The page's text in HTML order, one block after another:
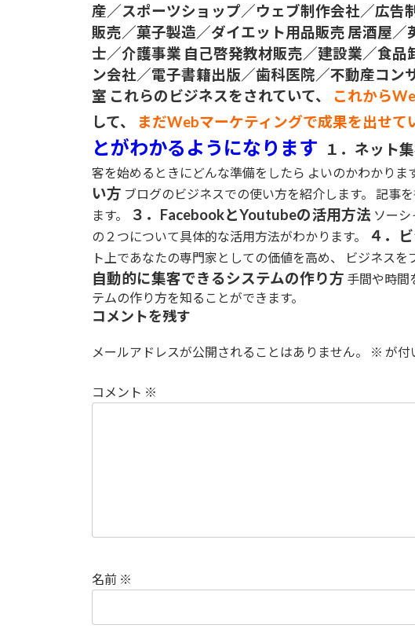
産／スポーツショップ／ウェブ制作会社／広告
販売／菓子製造／ダイエット用品販売 居酒屋／
士／介護事業 自己啓発教材販売／建設業／食
ン会社／電子書籍出版／歯科医院／不動産コン
室 これらのビジネスをされていて、 これから
して、
まだWebマーケティングで成果を出せて
とがわかるようになります
１．ネット
客を始めるときにどんな準備をしたら よいのかわかりま
い方 ブログのビジネスでの使い方を紹介します。 記事
ます。
３．FacebookとYoutubeの活用方法 ソー
の２つについて具体的な活用方法がわかります。
４．
ト上であなたの専門家としての価値を高め、 ビジネスを
自動的に集客できるシステムの作り方 手間や時間
テムの作り方を知ることができます。
コメントを残す
メールアドレスが公開されることはありません。 ※ が付
コメント ※
名前 ※